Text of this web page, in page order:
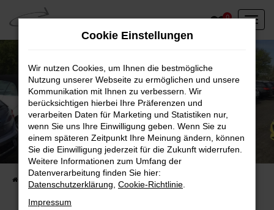
Zum
Hauptinhalt
springen
0
Unser Fahrzeugbestand vor Ort
Entdecken Sie unsere sofort verfügbaren
Fahrzeugangebote
Cookie Einstellungen
Wir nutzen Cookies, um Ihnen die bestmögliche
Nutzung unserer Webseite zu ermöglichen und unsere
Kommunikation mit Ihnen zu verbessern. Wir
berücksichtigen hierbei Ihre Präferenzen und
verarbeiten Daten für Marketing und Statistiken nur,
wenn Sie uns Ihre Einwilligung geben. Wenn Sie zu
einem späteren Zeitpunkt Ihre Meinung ändern, können
Sie die Einwilligung jederzeit für die Zukunft widerrufen.
Weitere Informationen zum Umfang der
Datenverarbeitung finden Sie hier:
Datenschutzerklärung Cookie-Richtlinie
Impressum